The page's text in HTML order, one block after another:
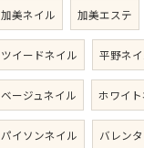
加美ネイル 加美エステ
ツイードネイル 平野ネ
ベージュネイル ホワイ
パイソンネイル バレン